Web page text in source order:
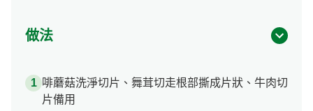
做法
啡蘑菇洗淨切片、舞茸切走根部撕成片狀、牛肉切
片備用